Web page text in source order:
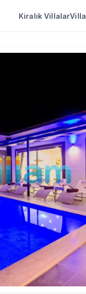
Kiralık Villalar